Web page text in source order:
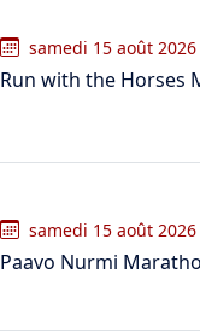
samedi 15 août 2026
Run with the Horses
samedi 15 août 2026
Paavo Nurmi